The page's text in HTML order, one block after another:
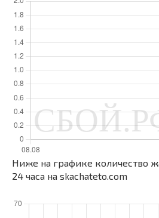
Ниже на графике количество
24 часа на skachateto.com